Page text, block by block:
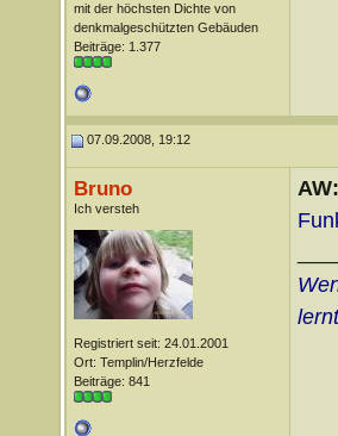
mit der höchsten Dichte von
denkmalgeschützten Gebäuden
Beiträge: 1.377
07.09.2008, 19:12
Bruno
Ich versteh
Registriert seit: 24.01.2001
Ort: Templin/Herzfelde
Beiträge: 841